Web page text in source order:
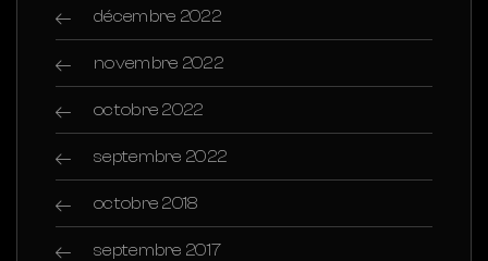
décembre 2022
novembre 2022
octobre 2022
septembre 2022
octobre 2018
septembre 2017